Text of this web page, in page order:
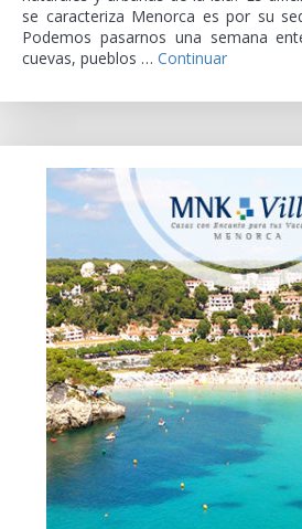
se caracteriza Menorca es por su
Podemos pasarnos una semana
cuevas, pueblos … Continuar